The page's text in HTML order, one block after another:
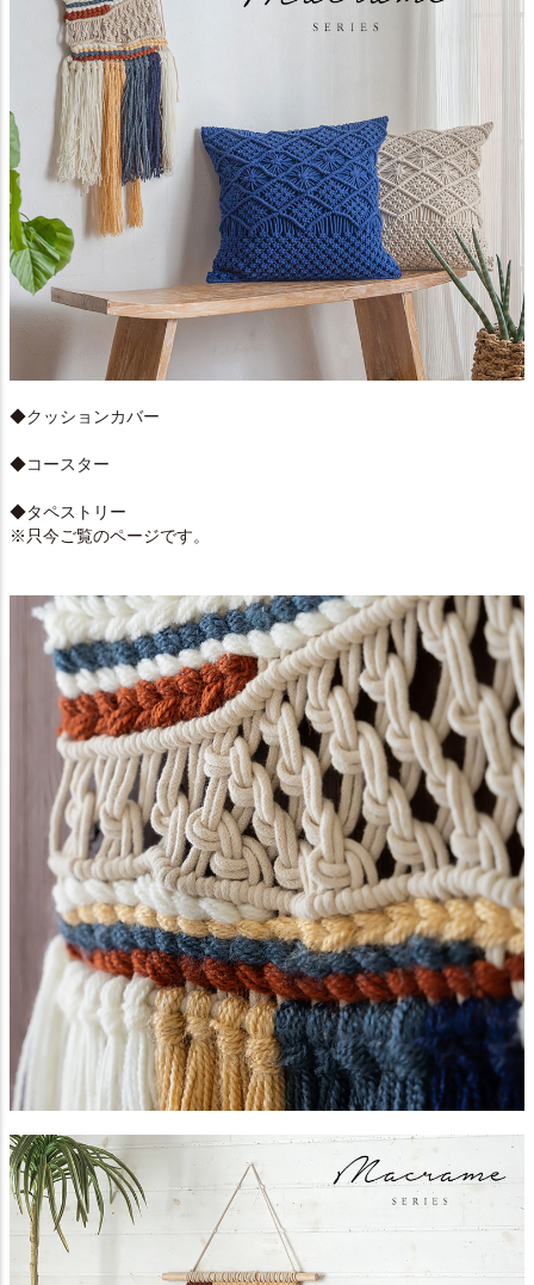
◆クッションカバー
◆コースター
◆タペストリー
※只今ご覧のページです。